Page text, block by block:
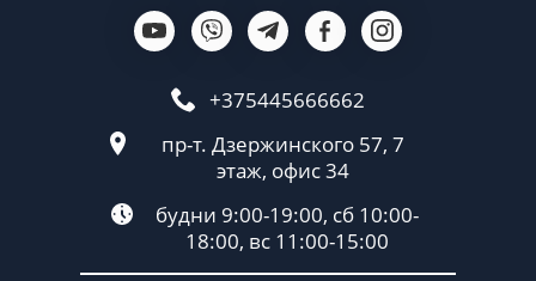
+375445666662
пр-т. Дзержинского 57, 7
этаж, офис 34
будни 9:00-19:00, сб 10:00-
18:00, вс 11:00-15:00